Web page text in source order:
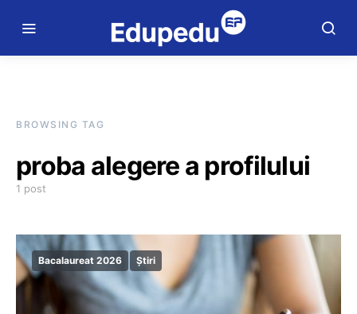
BROWSING TAG
proba alegere a profilului
1 post
Bacalaureat 2026 Știri